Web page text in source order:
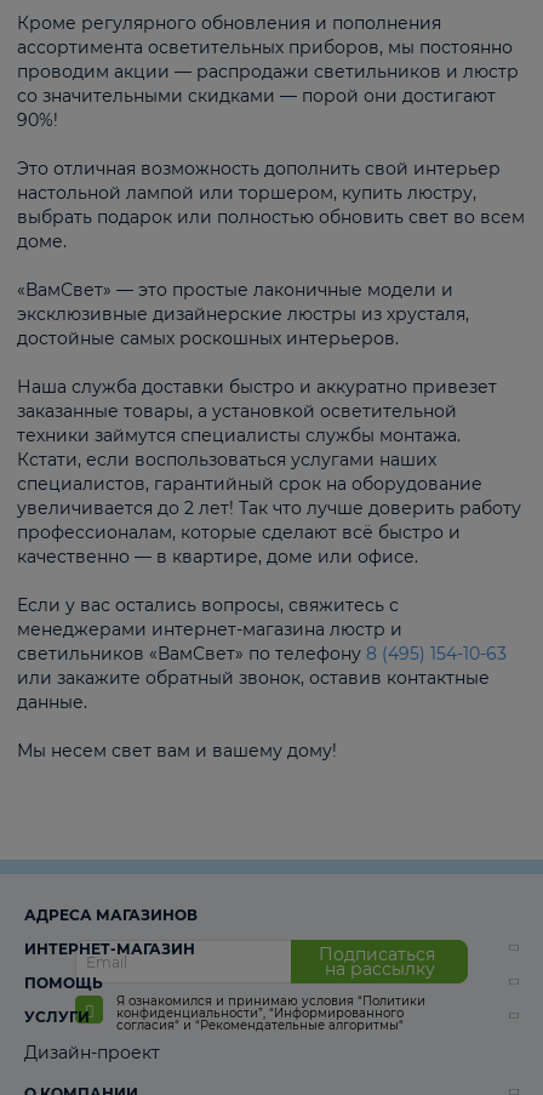
Кроме регулярного обновления и пополнения
ассортимента осветительных приборов, мы постоянно
проводим акции — распродажи светильников и люстр
со значительными скидками — порой они достигают
90%!
Это отличная возможность дополнить свой интерьер
настольной лампой или торшером, купить люстру,
выбрать подарок или полностью обновить свет во всем
доме.
«ВамСвет» — это простые лаконичные модели и
эксклюзивные дизайнерские люстры из хрусталя,
достойные самых роскошных интерьеров.
Наша служба доставки быстро и аккуратно привезет
заказанные товары, а установкой осветительной
техники займутся специалисты службы монтажа.
Кстати, если воспользоваться услугами наших
специалистов, гарантийный срок на оборудование
увеличивается до 2 лет! Так что лучше доверить работу
профессионалам, которые сделают всё быстро и
качественно — в квартире, доме или офисе.
Если у вас остались вопросы, свяжитесь с
менеджерами интернет-магазина люстр и
светильников «ВамСвет» по телефону 8 (495) 154-10-63
или закажите обратный звонок, оставив контактные
данные.
Мы несем свет вам и вашему дому!
Подписаться
на рассылку
Я ознакомился и принимаю условия “Политики
конфиденциальности”, “Информированного
согласия“ и “Рекомендательные алгоритмы“
АДРЕСА МАГАЗИНОВ
ИНТЕРНЕТ-МАГАЗИН
ПОМОЩЬ
УСЛУГИ
Дизайн-проект